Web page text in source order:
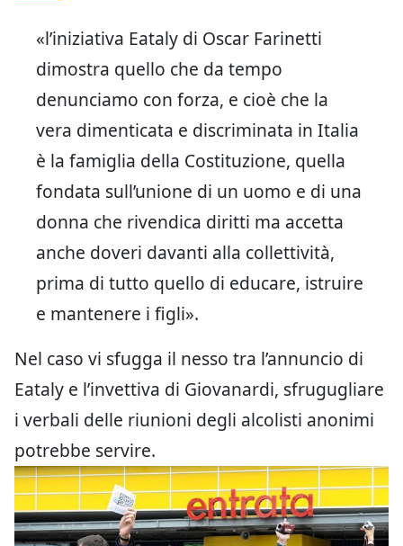
«l’iniziativa Eataly di Oscar Farinetti
dimostra quello che da tempo
denunciamo con forza, e cioè che la
vera dimenticata e discriminata in Italia
è la famiglia della Costituzione, quella
fondata sull’unione di un uomo e di una
donna che rivendica diritti ma accetta
anche doveri davanti alla collettività,
prima di tutto quello di educare, istruire
e mantenere i figli».
Nel caso vi sfugga il nesso tra l’annuncio di
Eataly e l’invettiva di Giovanardi, sfrugugliare
i verbali delle riunioni degli alcolisti anonimi
potrebbe servire.